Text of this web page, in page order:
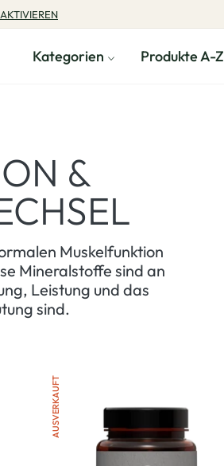
Kategorien Produkte A-Z
&
Muskelfunktion
Mineralstoffe sind an
Leistung und das
sind.
AUSVERKAUFT